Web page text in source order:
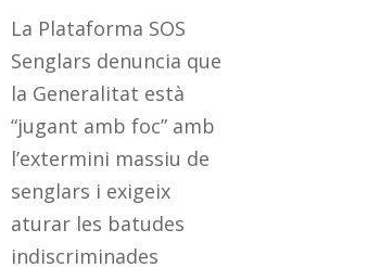
La Plataforma SOS
Senglars denuncia que
la Generalitat està
“jugant amb foc” amb
l’extermini massiu de
senglars i exigeix
aturar les batudes
indiscriminades